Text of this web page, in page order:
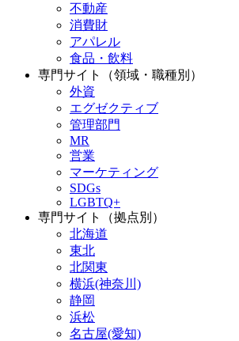
不動産
消費財
アパレル
食品・飲料
専門サイト（領域・職種別）
外資
エグゼクティブ
管理部門
MR
営業
マーケティング
SDGs
LGBTQ+
専門サイト（拠点別）
北海道
東北
北関東
横浜(神奈川)
静岡
浜松
名古屋(愛知)